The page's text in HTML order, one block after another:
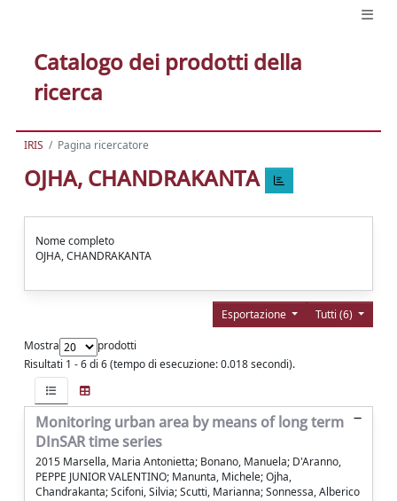
Catalogo dei prodotti della
ricerca
IRIS Pagina ricercatore
OJHA, CHANDRAKANTA
Nome completo
OJHA, CHANDRAKANTA
Tutti (6)
Esportazione
Mostra
prodotti
Risultati 1 - 6 di 6 (tempo di esecuzione: 0.018 secondi).
Monitoring urban area by means of long term
DInSAR time series
2015 Marsella, Maria Antonietta; Bonano, Manuela; D'Aranno,
PEPPE JUNIOR VALENTINO; Manunta, Michele; Ojha,
Chandrakanta; Scifoni, Silvia; Scutti, Marianna; Sonnessa, Alberico